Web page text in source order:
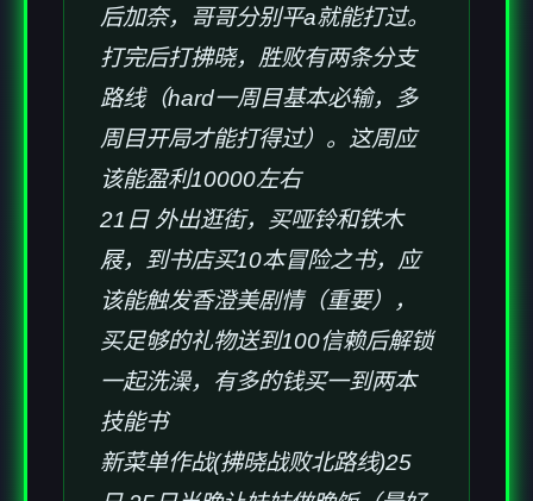
后加奈，哥哥分别平a就能打过。
打完后打拂晓，胜败有两条分支
路线（hard一周目基本必输，多
周目开局才能打得过）。这周应
该能盈利10000左右
21日 外出逛街，买哑铃和铁木
屐，到书店买10本冒险之书，应
该能触发香澄美剧情（重要），
买足够的礼物送到100信赖后解锁
一起洗澡，有多的钱买一到两本
技能书
新菜单作战(拂晓战败北路线)25